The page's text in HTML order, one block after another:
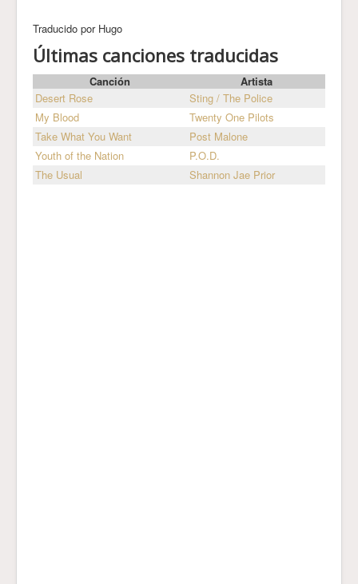
Traducido por Hugo
Últimas canciones traducidas
Canción
Artista
Desert Rose
Sting / The Police
My Blood
Twenty One Pilots
Take What You Want
Post Malone
Youth of the Nation
P.O.D.
The Usual
Shannon Jae Prior